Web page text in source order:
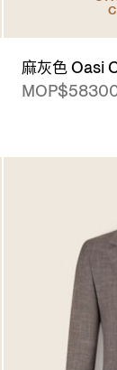
麻灰色 Oasi